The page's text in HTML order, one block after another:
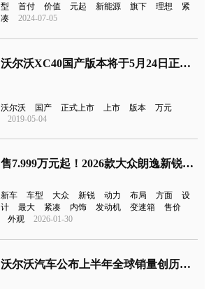
型
首付 价值 元起 新能源 旗下 理想
紧
凑
2024-07-05
沃尔沃XC40国产版本将于5月24日正式上市 报价26.5万元起
沃尔沃 国产 正式上市 上市 版本
万元
2019-05-04
售7.999万元起！2026款大众朗逸新锐上市
新车 车型 大众 新锐 动力 布局 方面
设
计
最大 紧凑 内饰 发动机 变速箱
售价
外观
2026-01-30
沃尔沃汽车公布上半年全球销量创历史新高 增长7.3%